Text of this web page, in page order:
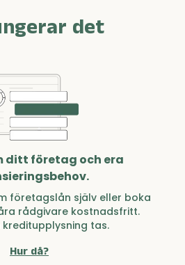
det
ditt företag och era
företagslån själv eller boka
rådgivare kostnadsfritt.
kreditupplysning tas.
Hur då?